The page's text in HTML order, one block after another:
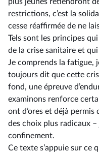
restrictions, c’est la
cesse réaffirmée de ne
Tels sont les principes
de la crise sanitaire et
Je comprends la fatigue,
toujours dit que cette
fond, une épreuve
examinons renforce
ont d’ores et déjà permis
des choix plus radicaux
confinement.
Ce texte s’appuie sur ce